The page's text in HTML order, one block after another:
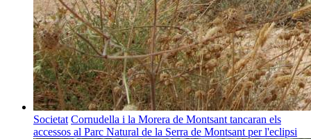
Societat Cornudella i la Morera de Montsant tancaran els
accessos al Parc Natural de la Serra de Montsant per l'eclipsi